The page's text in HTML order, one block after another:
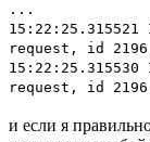
...
request, id
request, id
и если я